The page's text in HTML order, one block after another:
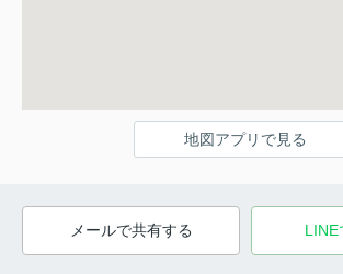
地図アプリで見る
メールで共有する LINE